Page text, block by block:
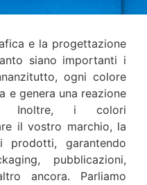
e la progettazione
siano importanti i
ogni colore
e genera una reazione
Inoltre, i colori
il vostro marchio, la
garantendo
pubblicazioni,
ancora. Parliamo